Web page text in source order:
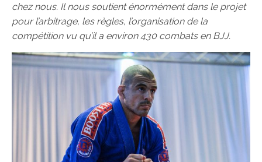
chez nous. Il nous soutient énormément dans le projet
pour l’arbitrage, les règles, l’organisation de la
compétition vu qu’il a environ 430 combats en BJJ.